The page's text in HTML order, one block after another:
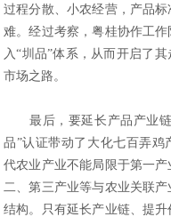
过程分散、小农经营，产品标
难。经过考察，粤桂协作工
入“圳品”体系，从而开启了
市场之路。
最后，要延长产品产业链
品”认证带动了大化七百弄鸡
代农业产业不能局限于第一
二、第三产业等与农业关联
结构。只有延长产业链、提